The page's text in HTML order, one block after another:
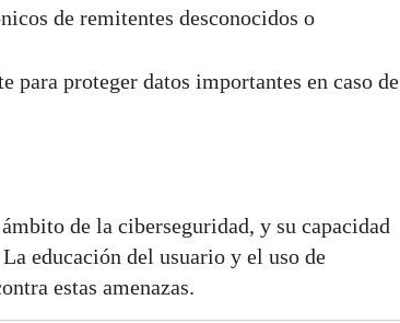
de remitentes desconocidos o
para proteger datos importantes en caso de
de la ciberseguridad, y su capacidad
educación del usuario y el uso de
estas amenazas.